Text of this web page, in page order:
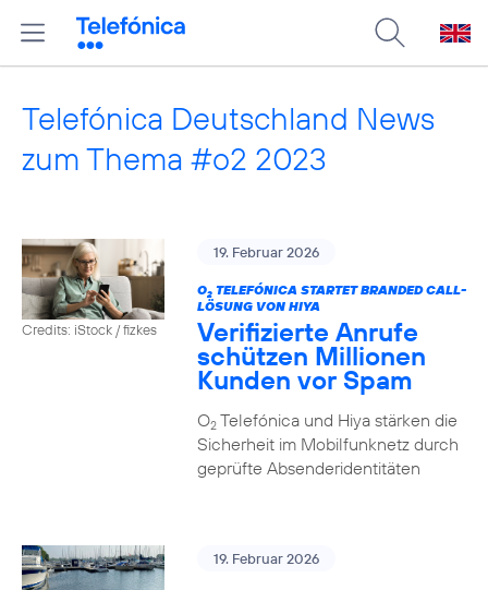
Telefónica Deutschland News
zum Thema #o2 2023
Credits: iStock / fizkes
19. Februar 2026
O2TELEFÓNICA STARTET BRANDED CALL-
LÖSUNG VON HIYA
Verifizierte Anrufe
schützen Millionen
Kunden vor Spam
O2Telefónica und Hiya stärken die
Sicherheit im Mobilfunknetz durch
geprüfte Absenderidentitäten
19. Februar 2026